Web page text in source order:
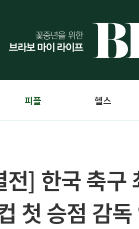
피플 헬스
] 한국 축구
첫 승점 감독